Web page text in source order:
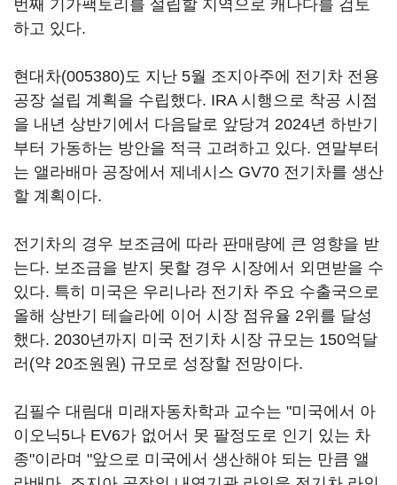
번째 기가팩토리를 설립할 지역으로 캐나다를 검토
하고 있다.
현대차(005380)도 지난 5월 조지아주에 전기차 전용
공장 설립 계획을 수립했다. IRA 시행으로 착공 시점
을 내년 상반기에서 다음달로 앞당겨 2024년 하반기
부터 가동하는 방안을 적극 고려하고 있다. 연말부터
는 앨라배마 공장에서 제네시스 GV70 전기차를 생산
할 계획이다.
전기차의 경우 보조금에 따라 판매량에 큰 영향을 받
는다. 보조금을 받지 못할 경우 시장에서 외면받을 수
있다. 특히 미국은 우리나라 전기차 주요 수출국으로
올해 상반기 테슬라에 이어 시장 점유율 2위를 달성
했다. 2030년까지 미국 전기차 시장 규모는 150억달
러(약 20조원원) 규모로 성장할 전망이다.
김필수 대림대 미래자동차학과 교수는 "미국에서 아
이오닉5나 EV6가 없어서 못 팔정도로 인기 있는 차
종"이라며 "앞으로 미국에서 생산해야 되는 만큼 앨